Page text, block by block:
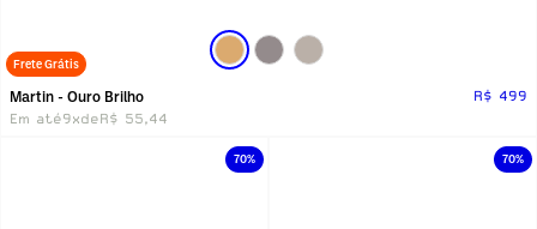
Frete Grátis
Martin - Ouro Brilho
R$ 499
Em até9xdeR$ 55,44
70% 70%